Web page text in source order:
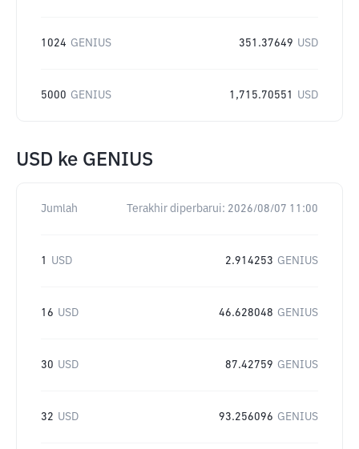
1024 GENIUS 351.37649 USD
5000 GENIUS 1,715.70551 USD
USD ke GENIUS
Jumlah Terakhir diperbarui: 2026/08/07 11:00
1 USD 2.914253 GENIUS
16 USD 46.628048 GENIUS
30 USD 87.42759 GENIUS
32 USD 93.256096 GENIUS